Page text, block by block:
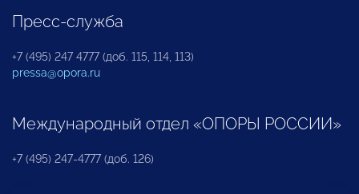
Пресс-служба
+7 (495) 247 4777 (доб. 115, 114, 113)
pressa@opora.ru
Международный отдел «ОПОРЫ РОССИИ»
+7 (495) 247-4777 (доб. 126)